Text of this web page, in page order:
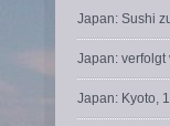
Japan: Sushi
Japan: verfolgt
Japan: Kyoto,